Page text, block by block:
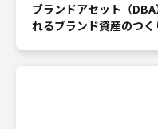
ブランドアセット（
れるブランド資産のつく